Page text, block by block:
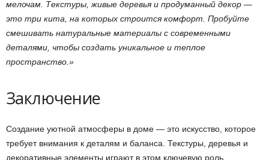
мелочам. Текстуры, живые деревья и продуманный декор —
это три кита, на которых строится комфорт. Пробуйте
смешивать натуральные материалы с современными
деталями, чтобы создать уникальное и теплое
пространство.»
Заключение
Создание уютной атмосферы в доме — это искусство, которое
требует внимания к деталям и баланса. Текстуры, деревья и
декоративные элементы играют в этом ключевую роль,